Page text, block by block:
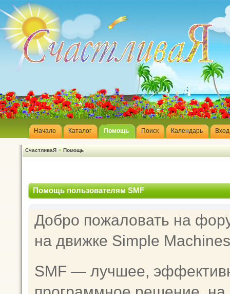
Начало Каталог Помощь Поиск Календарь Вход
СчастливаЯ » Помощь
Помощь пользователям SMF
Добро пожаловать на
на движке Simple
SMF — лучшее,